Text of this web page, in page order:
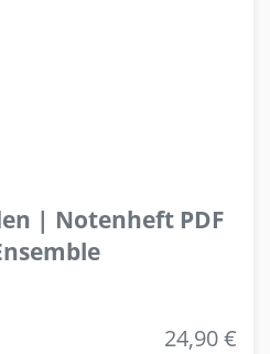
| Notenheft PDF
24,90 €